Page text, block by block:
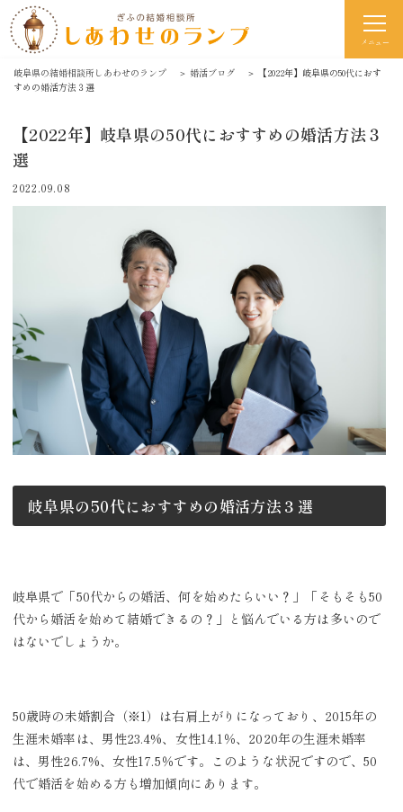
メニュー
岐阜県の結婚相談所しあわせのランプ ＞ 婚活ブログ ＞
【2022年】岐阜県の50代におす
すめの婚活方法３選
【2022年】岐阜県の50代におすすめの婚活方法３
選
2022.09.08
岐阜県の50代におすすめの婚活方法３選
岐阜県で「50代からの婚活、何を始めたらいい？」「そもそも50
代から婚活を始めて結婚できるの？」と悩んでいる方は多いので
はないでしょうか。
50歳時の未婚割合（※1）は右肩上がりになっており、2015年の
生涯未婚率は、男性23.4%、女性14.1％、2020年の生涯未婚率
は、男性26.7%、女性17.5％です。このような状況ですので、50
代で婚活を始める方も増加傾向にあります。